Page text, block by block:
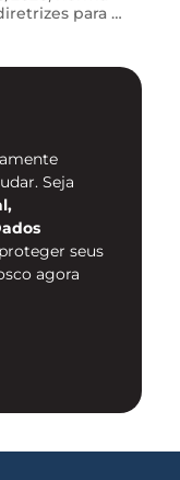
para a
violência
Seja
seus
agora